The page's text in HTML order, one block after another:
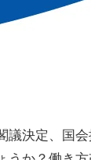
決定、国